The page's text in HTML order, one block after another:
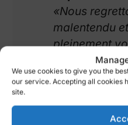
We use cookies to give you the
our service. Accepting all cookies
site.
«Nous
malentendu
pleinement
Pour éviter
reproduise,
automatisé